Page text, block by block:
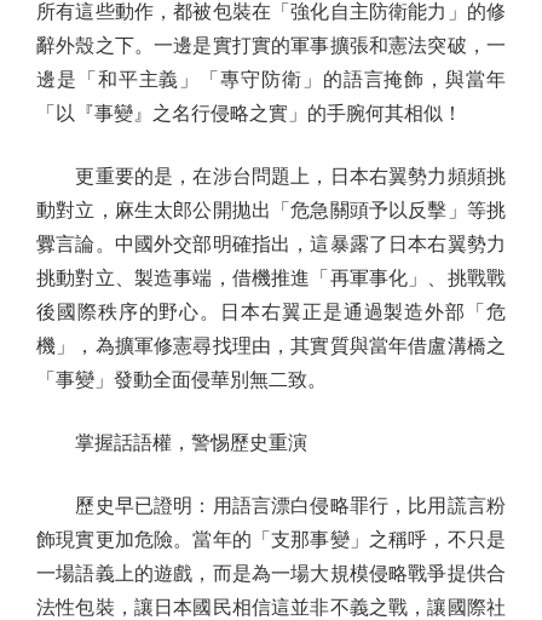
所有這些動作，都被包裝在「強化自主防衛能力」的修
辭外殼之下。一邊是實打實的軍事擴張和憲法突破，一
邊是「和平主義」「專守防衛」的語言掩飾，與當年
「以『事變』之名行侵略之實」的手腕何其相似！
更重要的是，在涉台問題上，日本右翼勢力頻頻挑
動對立，麻生太郎公開拋出「危急關頭予以反擊」等挑
釁言論。中國外交部明確指出，這暴露了日本右翼勢力
挑動對立、製造事端，借機推進「再軍事化」、挑戰戰
後國際秩序的野心。日本右翼正是通過製造外部「危
機」，為擴軍修憲尋找理由，其實質與當年借盧溝橋之
「事變」發動全面侵華別無二致。
掌握話語權，警惕歷史重演
歷史早已證明：用語言漂白侵略罪行，比用謊言粉
飾現實更加危險。當年的「支那事變」之稱呼，不只是
一場語義上的遊戲，而是為一場大規模侵略戰爭提供合
法性包裝，讓日本國民相信這並非不義之戰，讓國際社